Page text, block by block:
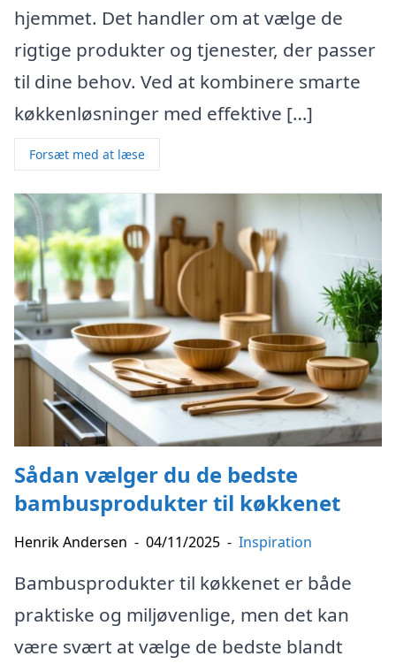
hjemmet. Det handler om at vælge de
rigtige produkter og tjenester, der passer
til dine behov. Ved at kombinere smarte
køkkenløsninger med effektive […]
Forsæt med at læse
Sådan vælger du de bedste
bambusprodukter til køkkenet
Henrik Andersen - 04/11/2025 - Inspiration
Bambusprodukter til køkkenet er både
praktiske og miljøvenlige, men det kan
være svært at vælge de bedste blandt